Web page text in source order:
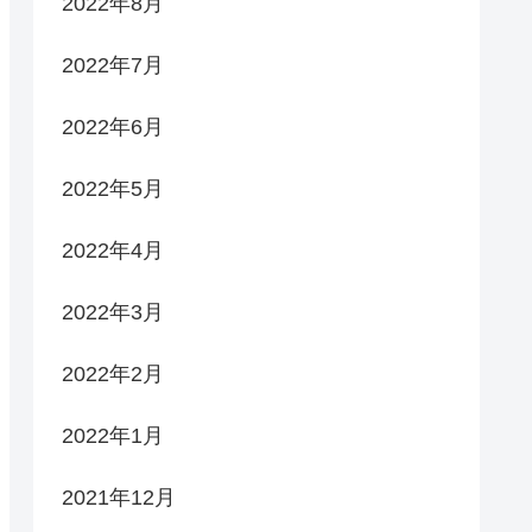
2022年7月
2022年6月
2022年5月
2022年4月
2022年3月
2022年2月
2022年1月
2021年12月